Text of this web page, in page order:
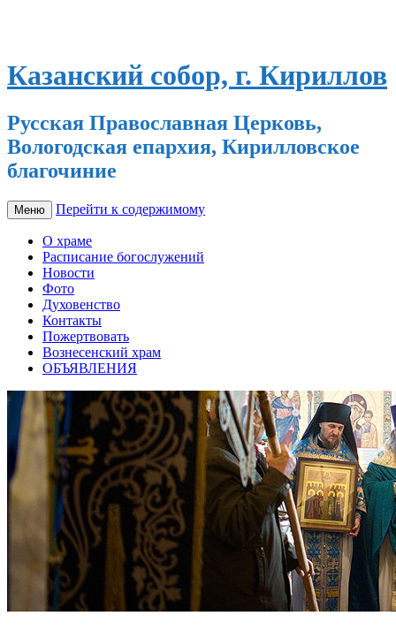
Казанский собор, г. Кириллов
Русская Православная Церковь,
Вологодская епархия, Кирилловское
благочиние
Меню Перейти к содержимому
О храме
Расписание богослужений
Новости
Фото
Духовенство
Контакты
Пожертвовать
Вознесенский храм
ОБЪЯВЛЕНИЯ